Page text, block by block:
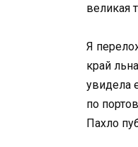
великая
Я
край
увидела
по
Пахло